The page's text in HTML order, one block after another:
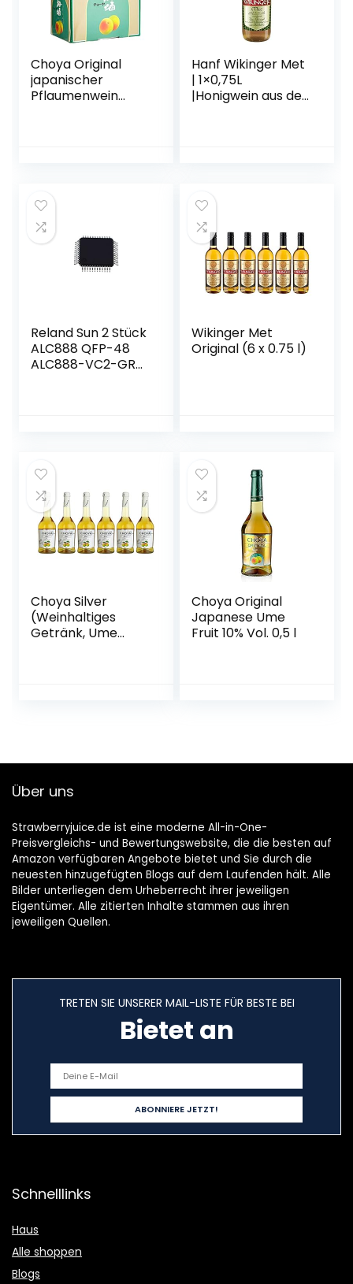
Choya Original
japanischer
Pflaumenwein
Hanf Wikinger Met
| 1×0,75L
|Honigwein aus der
Reland Sun 2 Stück
ALC888 QFP-48
ALC888-VC2-GR
Wikinger Met
Original (6 x 0.75 l)
Choya Silver
(Weinhaltiges
Getränk, Ume
Choya Original
Japanese Ume
Fruit 10% Vol. 0,5 l
Über uns
Strawberryjuice.de ist eine moderne All-in-One-
Preisvergleichs- und Bewertungswebsite, die die besten auf
Amazon verfügbaren Angebote bietet und Sie durch die
neuesten hinzugefügten Blogs auf dem Laufenden hält. Alle
Bilder unterliegen dem Urheberrecht ihrer jeweiligen
Eigentümer. Alle zitierten Inhalte stammen aus ihren
jeweiligen Quellen.
TRETEN SIE UNSERER MAIL-LISTE FÜR BESTE BEI
Bietet an
Schnelllinks
Haus
Alle shoppen
Blogs